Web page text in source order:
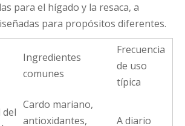
para el hígado y la resaca, a
para propósitos diferentes.
Ingredientes
comunes
Frecuencia
de uso
típica
del
Cardo mariano,
antioxidantes,
A diario